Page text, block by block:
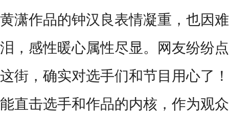
黄潇作品的钟汉良表情凝重，也因
泪 ，感性暖心属性尽显。
网友纷纷
这街，确实对选手们和节目用心了
能直击选手和作品的内核，作为观